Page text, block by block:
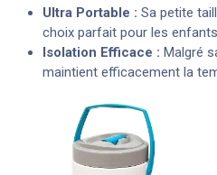
Ultra Portable : Sa petite
choix parfait pour les
Isolation Efficace : Malgré
maintient efficacement la